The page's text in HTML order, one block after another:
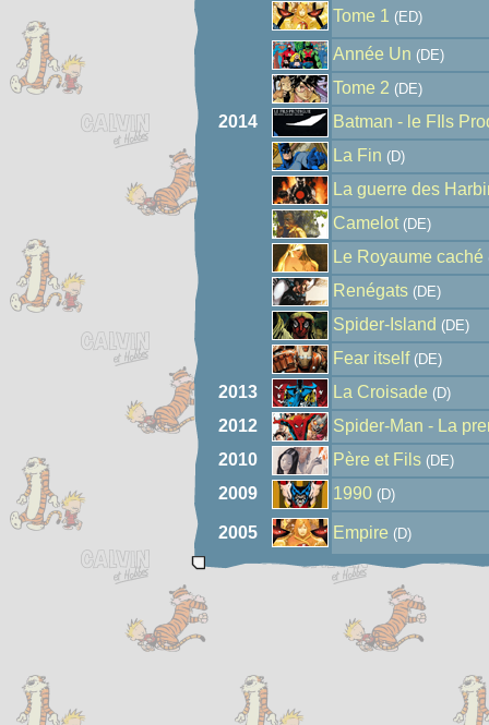
Tome 1 (ED)
Année Un (DE)
Tome 2 (DE)
2014
Batman - le FIls
La Fin (D)
La guerre des
Camelot(DE)
Le Royaume caché
Renégats (DE)
Spider-Island (DE)
Fear itself(DE)
2013 La Croisade (D)
2012
Spider-Man - La
2010
Père et Fils (DE)
2009 1990 (D)
2005 Empire (D)